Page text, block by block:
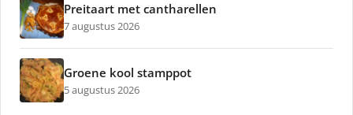
Preitaart met cantharellen
7 augustus 2026
Groene kool stamppot
5 augustus 2026